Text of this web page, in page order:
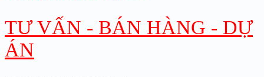
TƯ VẤN - BÁN HÀNG - DỰ
ÁN